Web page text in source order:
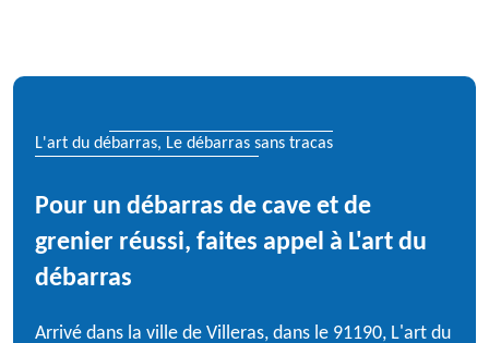
L'art du débarras, Le débarras sans tracas
Pour un débarras de cave et de
grenier réussi, faites appel à L'art du
débarras
Arrivé dans la ville de Villeras, dans le 91190, L'art du